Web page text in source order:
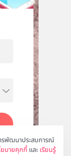
รพัฒนาประสบการณ์
ยบายคุกกี้ และ เรียนรู้